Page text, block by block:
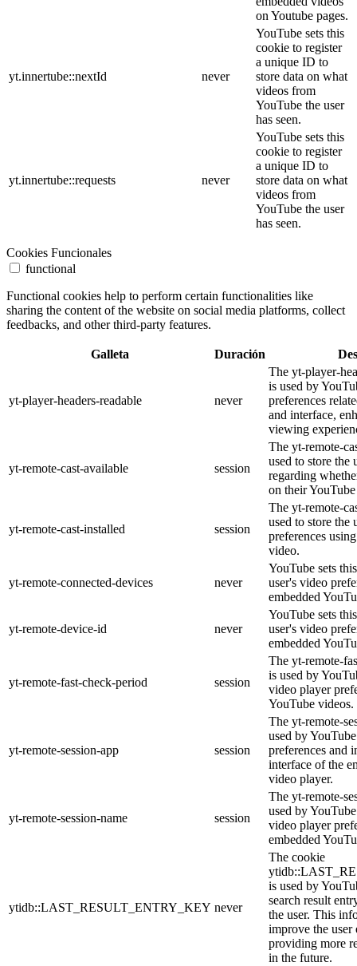
on Youtube pages.
yt.innertube::nextId never
YouTube sets this
cookie to register
a unique ID to
store data on what
videos from
YouTube the user
has seen.
yt.innertube::requests never
YouTube sets this
cookie to register
a unique ID to
store data on what
videos from
YouTube the user
has seen.
Cookies Funcionales
functional
Functional cookies help to perform certain functionalities like
sharing the content of the website on social media platforms, collect
feedbacks, and other third-party features.
Galleta Duración
yt-player-headers-readable never
The yt-player-
is used by
preferences
and interface,
viewing
yt-remote-cast-available session
The yt-remote-
used to store the
regarding
on their
yt-remote-cast-installed session
The yt-remote-
used to store the
preferences
video.
yt-remote-connected-devices never
YouTube sets
user's video
embedded
yt-remote-device-id never
YouTube sets
user's video
embedded
yt-remote-fast-check-period session
The yt-remote-
is used by
video player
YouTube videos.
yt-remote-session-app session
The yt-remote-
used by
preferences and
interface of the
video player.
yt-remote-session-name session
The yt-remote-
used by
video player
embedded
ytidb::LAST_RESULT_ENTRY_KEY never
The cookie
is used by
search result
the user. This
improve the user
providing more
in the future.